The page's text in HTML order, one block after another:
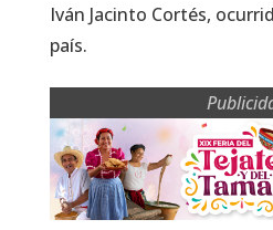
Iván Jacinto Cortés,
país.